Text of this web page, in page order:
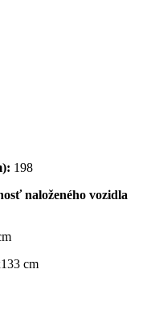
198
naloženého vozidla
cm